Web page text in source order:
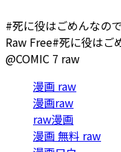
#死に役はごめんなの
Raw Free#死に役はご
@COMIC 7 raw
漫画 raw
漫画raw
raw漫画
漫画 無料 raw